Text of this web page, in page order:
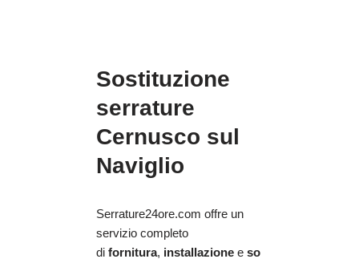
Sostituzione
serrature
Cernusco sul
Naviglio
Serrature24ore.com offre un
servizio completo
di fornitura, installazione e so